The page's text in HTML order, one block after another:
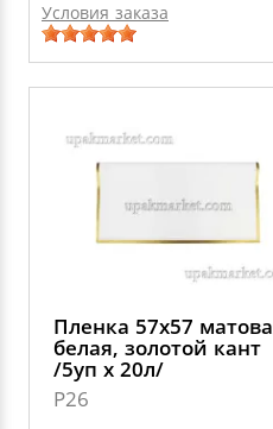
Условия заказа
Пленка 57х57
белая, золотой кант
/5уп х 20л/
P26